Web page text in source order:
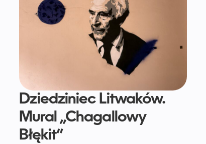
Dziedziniec Litwaków.
Mural „Chagallowy
Błękit”